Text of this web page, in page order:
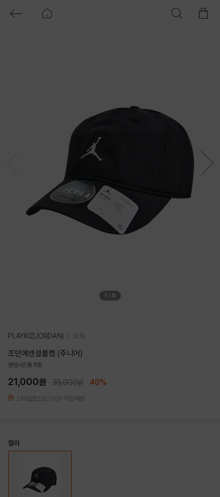
1 / 6
PLAYKIZ(JORDAN) 모자
조던에센셜볼캡 (주니어)
랜덤사은품 8종
21,000원 35,000원 40%
스타일포인트 210P 적립예정
컬러